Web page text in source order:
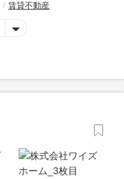
賃貸不動産